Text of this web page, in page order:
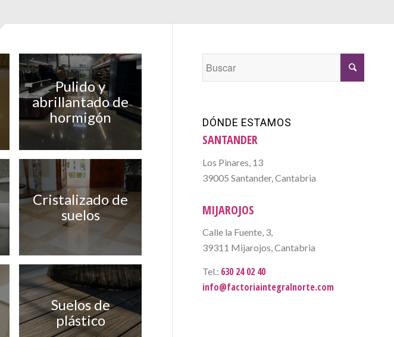
Pulido y
abrillantado de
hormigón
Cristalizado de
suelos
Suelos de
plástico
DÓNDE ESTAMOS
SANTANDER
Los Pinares, 13
39005 Santander, Cantabria
MIJAROJOS
Calle la Fuente, 3,
39311 Mijarojos, Cantabria
Tel.: 630 24 02 40
info@factoriaintegralnorte.com